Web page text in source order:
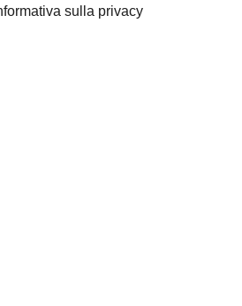
sulla privacy